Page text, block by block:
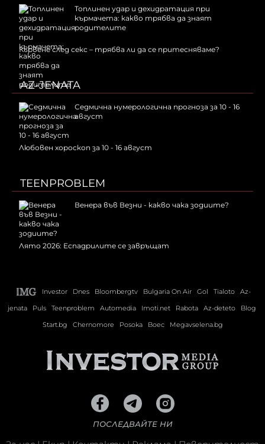
Топлинен удар и дехидратация при
кърмачета: какво трябва да знаят
родителите
Кървене след секс – трябва ли да се притесняваме?
AZ-JENATA
Седмична нумерологична прогноза за 10 - 16
август
Любовен хороскоп за 10 - 16 август
TEENPROBLEM
Венера във Везни - какво чака зодиите?
Лято 2026: Еспадрилите се завръщат
Investor Dnes Bloombergtv Bulgaria On Air Gol Tialoto
Az-
jenata
Puls Teenproblem Automedia Imoti.net Rabota Az-deteto
Blog
Start.bg
Chernomore Posoka Boec Megavselena.bg
ПОСЛЕДВАЙТЕ НИ